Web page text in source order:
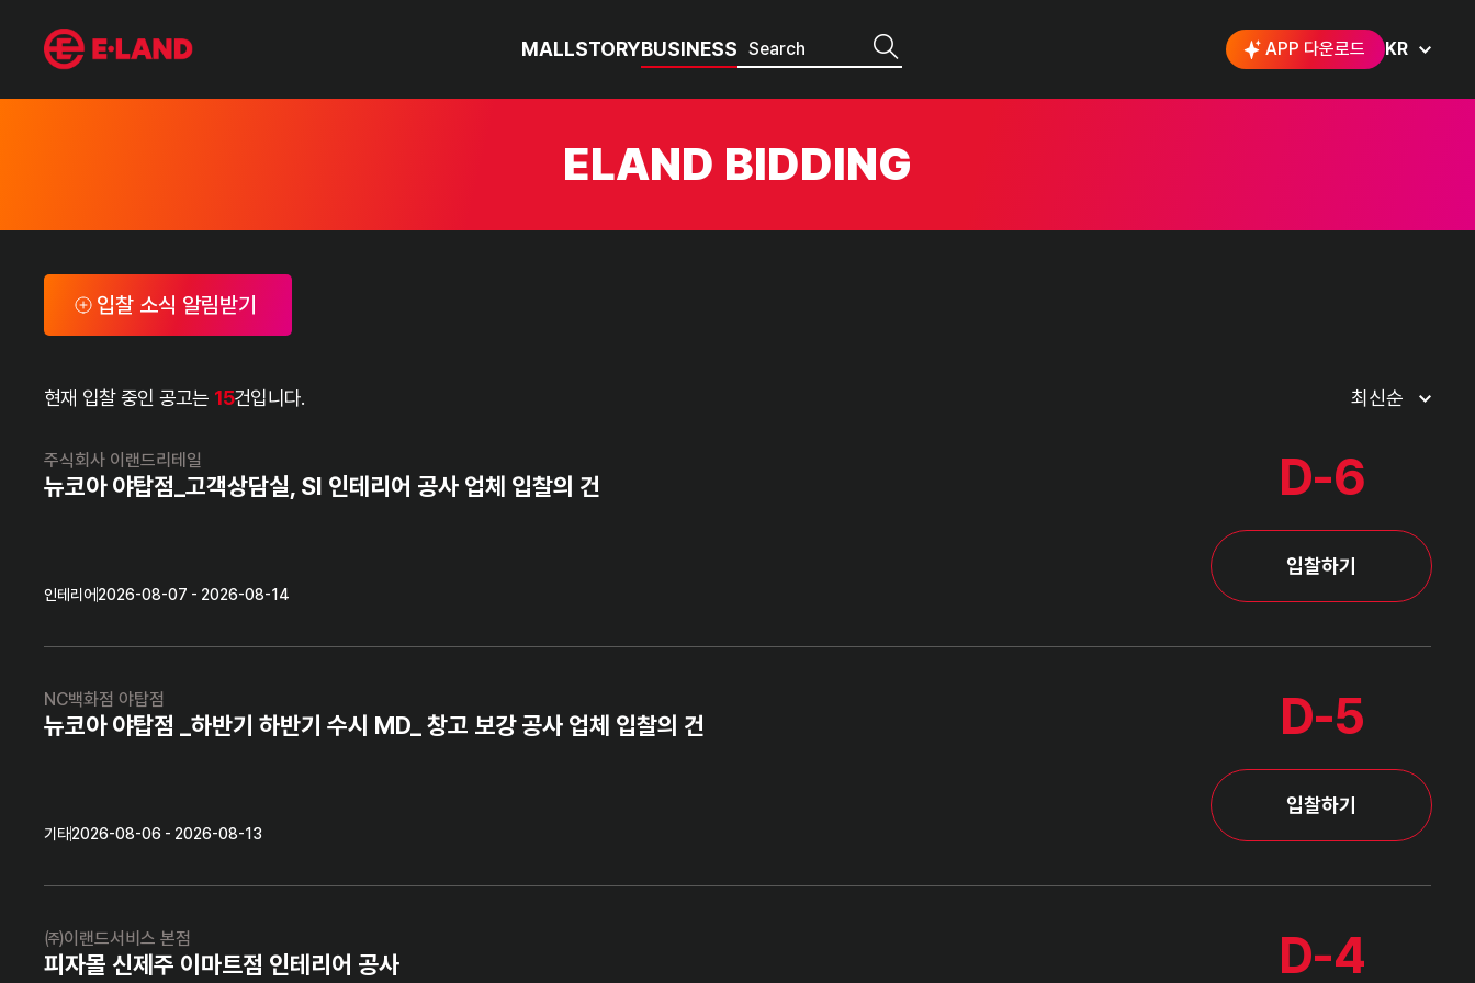
MALLSTORYBUSINESS APP 다운로드 KR
ELAND BIDDING
bidding 목록
입찰 소식 알림받기
현재 입찰 중인 공고는 15건입니다.
주식회사 이랜드리테일
뉴코아 야탑점_고객상담실, SI 인테리어 공사 업체 입찰의 건
인테리어 2026-08-07 - 2026-08-14
D-6
입찰하기
NC백화점 야탑점
뉴코아 야탑점 _하반기 하반기 수시 MD_ 창고 보강 공사 업체 입찰의 건
기타2026-08-06 - 2026-08-13
D-5
입찰하기
㈜이랜드서비스 본점
피자몰 신제주 이마트점 인테리어 공사 D-4